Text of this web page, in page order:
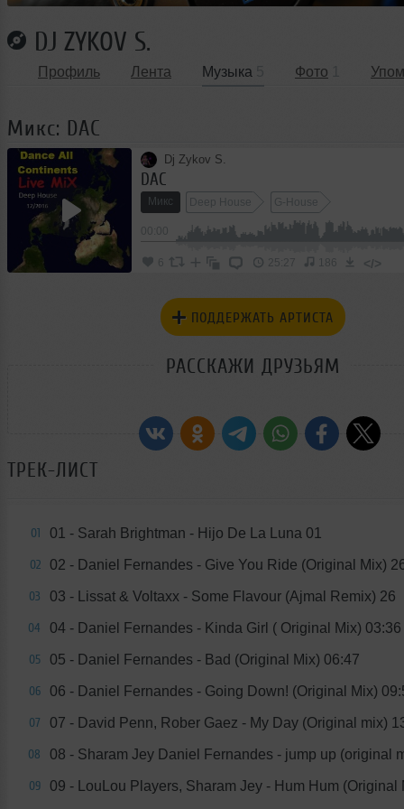
DJ ZYKOV S.
Профиль Лента Музыка Фото
Микс: DAC
Dj Zykov S.
DAC
Микс Deep House G-House
6 25:27 186 </>
ПОДДЕРЖАТЬ АРТИСТА
РАССКАЖИ ДРУЗЬЯМ
ТРЕК-ЛИСТ
01 01 - Sarah Brightman - Hijo De La Luna 01
02 02 - Daniel Fernandes - Give You Ride (Original Mix)
03 03 - Lissat & Voltaxx - Some Flavour (Ajmal Remix) 26
04 04 - Daniel Fernandes - Kinda Girl ( Original Mix) 03:36
05 05 - Daniel Fernandes - Bad (Original Mix) 06:47
06 06 - Daniel Fernandes - Going Down! (Original Mix)
07 07 - David Penn, Rober Gaez - My Day (Original mix)
08 08 - Sharam Jey Daniel Fernandes - jump up (original
09 09 - LouLou Players, Sharam Jey - Hum Hum (Original